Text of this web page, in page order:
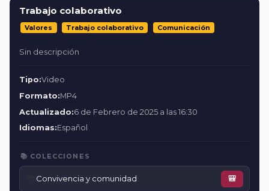
Trabajo colaborativo
Valores Trabajo colaborativo Comunicación
Sin descripción
Tipo:Video
Formato:MP4
Actualizado:6 de Febrero de 2025 a las 16:30
Idiomas:Español
📚 COLECCIONES
Convivencia y comunidad 🎒